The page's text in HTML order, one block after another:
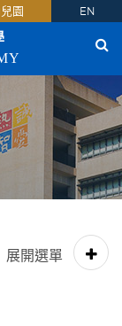
園 EN